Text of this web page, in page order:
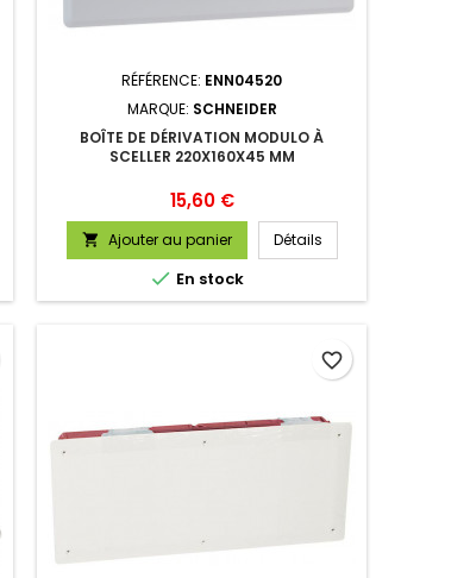
RÉFÉRENCE: ENN04520
MARQUE: SCHNEIDER
BOÎTE DE DÉRIVATION MODULO À
SCELLER 220X160X45 MM
Prix
15,60 €
 Ajouter au panier Détails
 En stock
favorite_border